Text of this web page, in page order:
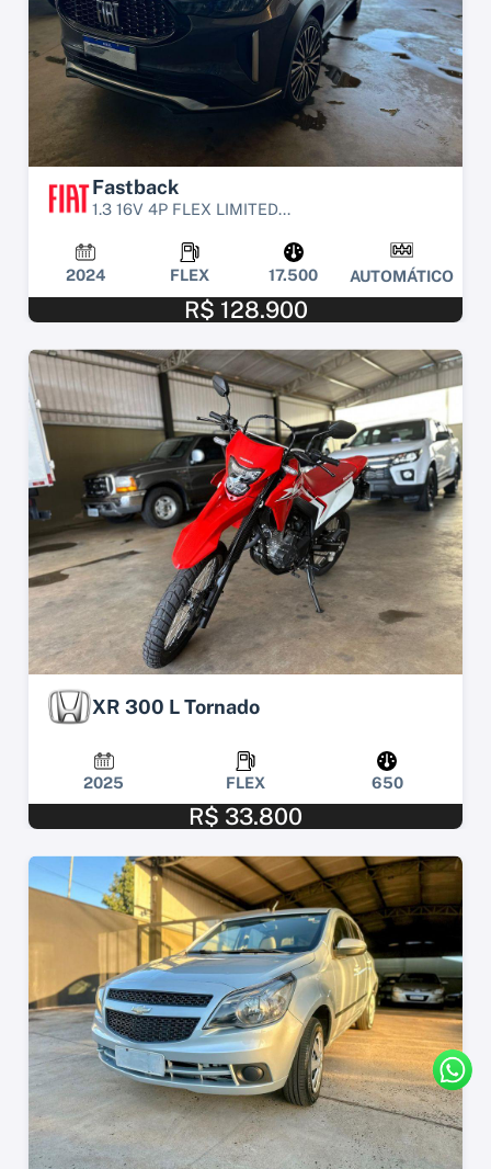
Fastback
1.3 16V 4P FLEX LIMITED...
2024 FLEX 17.500 AUTOMÁTICO
R$ 128.900
XR 300 L Tornado
2025 FLEX 650
R$ 33.800